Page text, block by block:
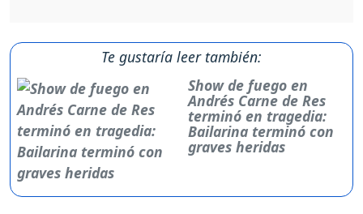
Te gustaría leer también:
Show de fuego en
Andrés Carne de Res
terminó en tragedia:
Bailarina terminó con
graves heridas